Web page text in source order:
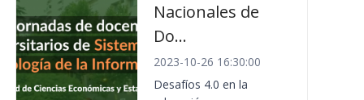
Nacionales de
Do...
2023-10-26 16:30:00
Desafíos 4.0 en la